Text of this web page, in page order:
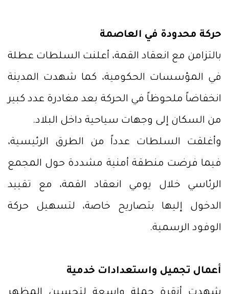
حركة محدودة في العاصمة
بالتزامن مع انعقاد القمة، أعلنت السلطات عطلة
في المؤسسات الحكومية، كما شهدت المدينة
انخفاضاً ملحوظاً في الحركة بعد مغادرة عدد كبير
من السكان إلى وجهات سياحية داخل البلاد.
وأغلقت السلطات عدداً من الطرق الرئيسية،
فيما فرضت منطقة أمنية مشددة حول المجمع
الرئاسي خلال يومي انعقاد القمة، مع تقييد
الدخول إليها بتصاريح خاصة، لتسهيل حركة
الوفود الرسمية.
أعمال تجميل واستعدادات خدمية